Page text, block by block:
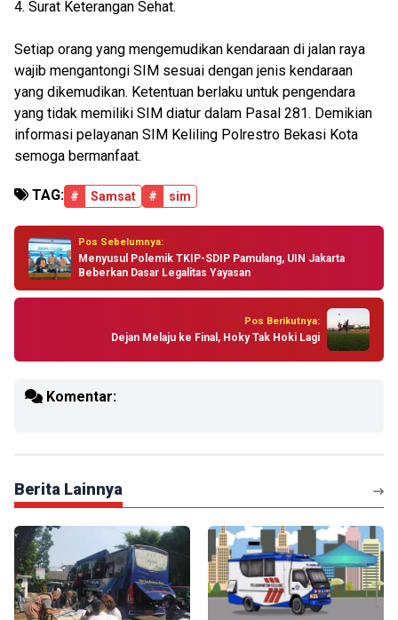
4. Surat Keterangan Sehat.
Setiap orang yang mengemudikan kendaraan di jalan raya
wajib mengantongi SIM sesuai dengan jenis kendaraan
yang dikemudikan. Ketentuan berlaku untuk pengendara
yang tidak memiliki SIM diatur dalam Pasal 281. Demikian
informasi pelayanan SIM Keliling Polrestro Bekasi Kota
semoga bermanfaat.
TAG: # Samsat # sim
Pos Sebelumnya:
Menyusul Polemik TKIP-SDIP Pamulang, UIN Jakarta
Beberkan Dasar Legalitas Yayasan
Pos Berikutnya:
Dejan Melaju ke Final, Hoky Tak Hoki Lagi
Komentar:
Berita Lainnya